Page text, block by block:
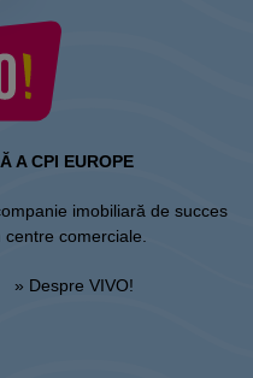
A CPI EUROPE
imobiliară de succes
comerciale.
» Despre VIVO!